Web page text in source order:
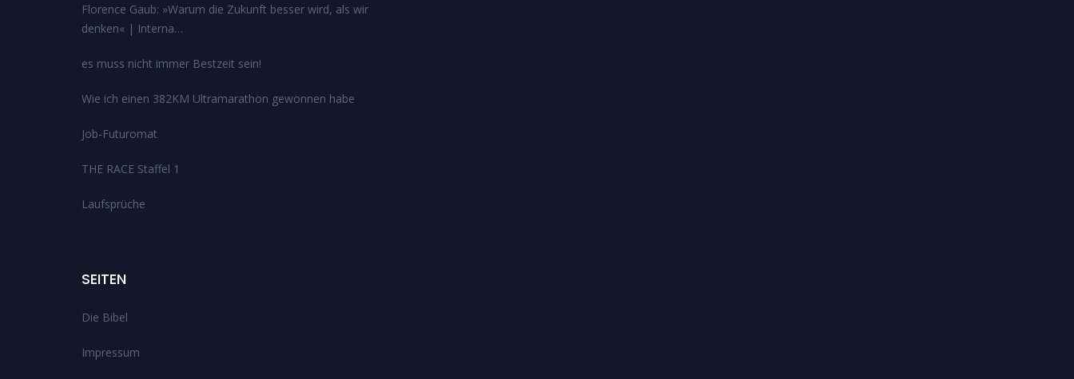
Florence Gaub: »Warum die Zukunft besser wird, als wir
denken« | Interna…
es muss nicht immer Bestzeit sein!
Wie ich einen 382KM Ultramarathon gewonnen habe
Job-Futuromat
THE RACE Staffel 1
Laufsprüche
SEITEN
Die Bibel
Impressum